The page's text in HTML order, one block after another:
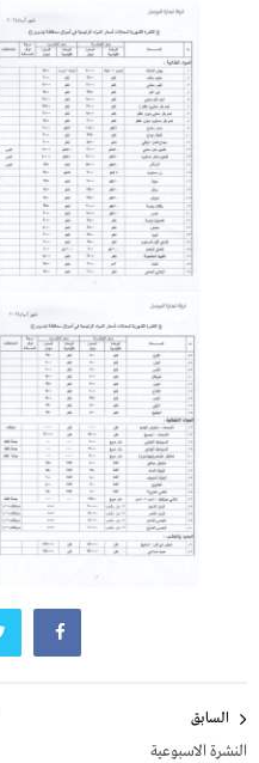
المقالات
السابق
النشرة الاسبوعية